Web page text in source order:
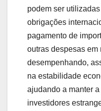
podem ser
obrigações
pagamento de
outras despesas em
desempenhando,
na estabilidade
ajudando a manter
investidores